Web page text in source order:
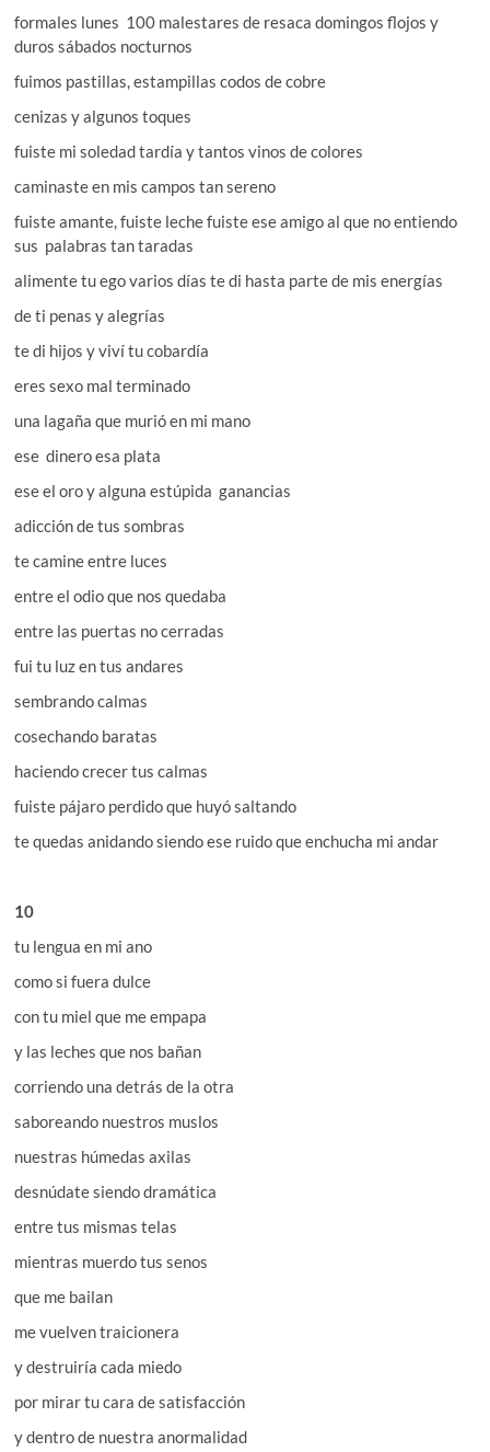
formales lunes 100 malestares de resaca domingos flojos y
duros sábados nocturnos
fuimos pastillas, estampillas codos de cobre
cenizas y algunos toques
fuiste mi soledad tardía y tantos vinos de colores
caminaste en mis campos tan sereno
fuiste amante, fuiste leche fuiste ese amigo al que no entiendo
sus palabras tan taradas
alimente tu ego varios días te di hasta parte de mis energías
de ti penas y alegrías
te di hijos y viví tu cobardía
eres sexo mal terminado
una lagaña que murió en mi mano
ese dinero esa plata
ese el oro y alguna estúpida ganancias
adicción de tus sombras
te camine entre luces
entre el odio que nos quedaba
entre las puertas no cerradas
fui tu luz en tus andares
sembrando calmas
cosechando baratas
haciendo crecer tus calmas
fuiste pájaro perdido que huyó saltando
te quedas anidando siendo ese ruido que enchucha mi andar
10
tu lengua en mi ano
como si fuera dulce
con tu miel que me empapa
y las leches que nos bañan
corriendo una detrás de la otra
saboreando nuestros muslos
nuestras húmedas axilas
desnúdate siendo dramática
entre tus mismas telas
mientras muerdo tus senos
que me bailan
me vuelven traicionera
y destruiría cada miedo
por mirar tu cara de satisfacción
y dentro de nuestra anormalidad